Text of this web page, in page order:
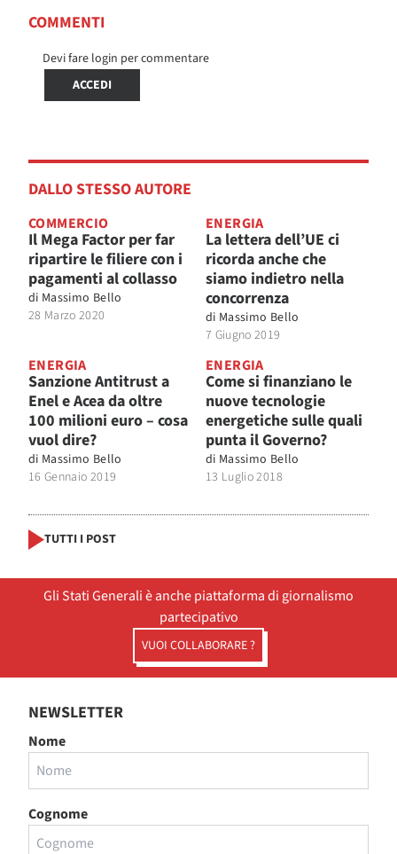
COMMENTI
Devi fare login per commentare
ACCEDI
DALLO STESSO AUTORE
COMMERCIO
Il Mega Factor per far
ripartire le filiere con i
pagamenti al collasso
di Massimo Bello
28 Marzo 2020
ENERGIA
La lettera dell’UE ci
ricorda anche che
siamo indietro nella
concorrenza
di Massimo Bello
7 Giugno 2019
ENERGIA
Sanzione Antitrust a
Enel e Acea da oltre
100 milioni euro – cosa
vuol dire?
di Massimo Bello
16 Gennaio 2019
ENERGIA
Come si finanziano le
nuove tecnologie
energetiche sulle quali
punta il Governo?
di Massimo Bello
13 Luglio 2018
TUTTI I POST
Gli Stati Generali è anche piattaforma di giornalismo
partecipativo
VUOI COLLABORARE ?
NEWSLETTER
Nome
Cognome